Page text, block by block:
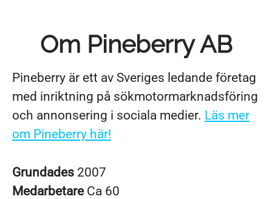
Om Pineberry AB
Pineberry är ett av Sveriges ledande företag
med inriktning på sökmotormarknadsföring
och annonsering i sociala medier. Läs mer
om Pineberry här!
Grundades 2007
Medarbetare Ca 60